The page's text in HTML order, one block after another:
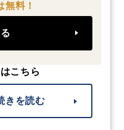
無料！
こちら
きを読む